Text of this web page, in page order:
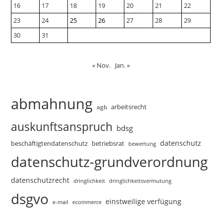
16
17 18 19 20 21
22
23
24 25 26 27 28
29
30
31
« Nov. Jan. »
abmahnung agb arbeitsrecht
auskunftsanspruch bdsg
beschäftigtendatenschutz betriebsrat bewertung datenschutz
datenschutz-grundverordnung
datenschutzrecht dringlichkeit dringlichkeitsvermutung
dsgvo e-mail ecommerce einstweilige verfügung